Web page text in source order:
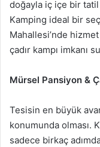
doğayla iç içe bir
Kamping ideal bir
Mahallesi’nde
çadır kampı imkanı
Mürsel Pansiyon &
Tesisin en büyük
konumunda olması.
sadece birkaç